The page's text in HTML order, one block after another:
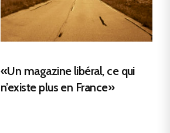
«Un magazine libéral, ce qui
n’existe plus en France»